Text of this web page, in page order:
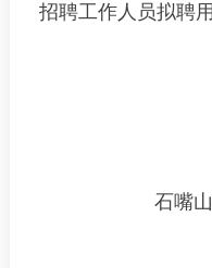
招聘工作人员拟聘
石嘴